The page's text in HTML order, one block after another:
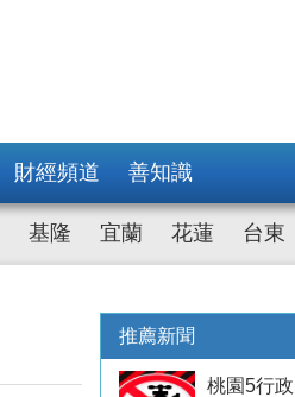
財經頻道 善知識
基隆 宜蘭 花蓮 台東
推薦新聞
桃園5行